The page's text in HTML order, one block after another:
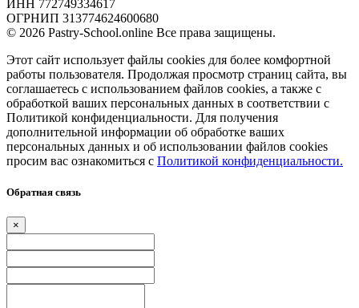
ИНН 772749334617
ОГРНИП 313774624600680
© 2026 Pastry-School.online Все права защищены.
Этот сайт использует файлы cookies для более комфортной
работы пользователя. Продолжая просмотр страниц сайта, вы
соглашаетесь с использованием файлов cookies, а также с
обработкой ваших персональных данных в соответствии с
Политикой конфиденциальности. Для получения
дополнительной информации об обработке ваших
персональных данных и об использовании файлов cookies
просим вас ознакомиться с Политикой конфиденциальности.
Обратная связь
×